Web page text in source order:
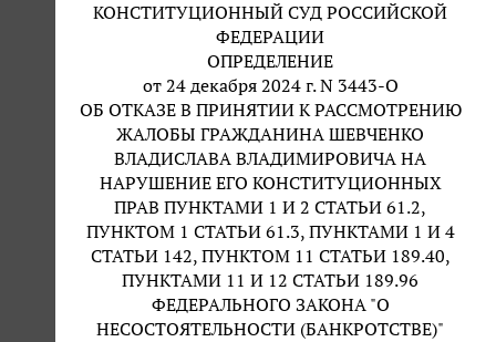
КОНСТИТУЦИОННЫЙ СУД РОССИЙСКОЙ
ФЕДЕРАЦИИ
ОПРЕДЕЛЕНИЕ
от 24 декабря 2024 г. N 3443-О
ОБ ОТКАЗЕ В ПРИНЯТИИ К РАССМОТРЕНИЮ
ЖАЛОБЫ ГРАЖДАНИНА ШЕВЧЕНКО
ВЛАДИСЛАВА ВЛАДИМИРОВИЧА НА
НАРУШЕНИЕ ЕГО КОНСТИТУЦИОННЫХ
ПРАВ ПУНКТАМИ 1 И 2 СТАТЬИ 61.2,
ПУНКТОМ 1 СТАТЬИ 61.3, ПУНКТАМИ 1 И 4
СТАТЬИ 142, ПУНКТОМ 11 СТАТЬИ 189.40,
ПУНКТАМИ 11 И 12 СТАТЬИ 189.96
ФЕДЕРАЛЬНОГО ЗАКОНА "О
НЕСОСТОЯТЕЛЬНОСТИ (БАНКРОТСТВЕ)"